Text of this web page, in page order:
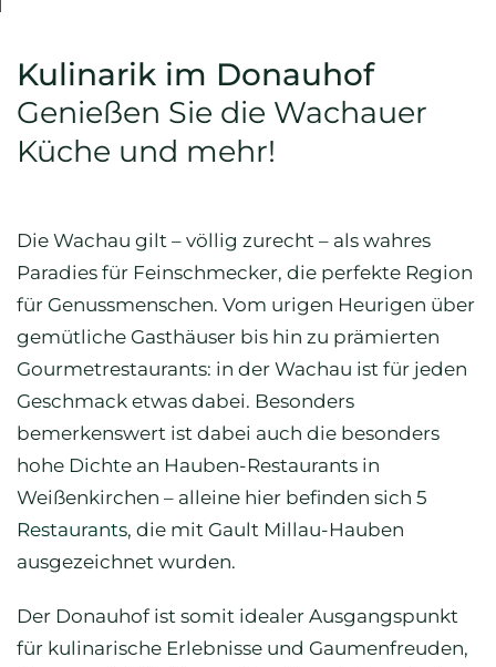
Kulinarik im Donauhof
Genießen Sie die Wachauer
Küche und mehr!
Die Wachau gilt – völlig zurecht – als wahres
Paradies für Feinschmecker, die perfekte Region
für Genussmenschen. Vom urigen Heurigen über
gemütliche Gasthäuser bis hin zu prämierten
Gourmetrestaurants: in der Wachau ist für jeden
Geschmack etwas dabei. Besonders
bemerkenswert ist dabei auch die besonders
hohe Dichte an Hauben-Restaurants in
Weißenkirchen – alleine hier befinden sich 5
Restaurants, die mit Gault Millau-Hauben
ausgezeichnet wurden.
Der Donauhof ist somit idealer Ausgangspunkt
für kulinarische Erlebnisse und Gaumenfreuden,